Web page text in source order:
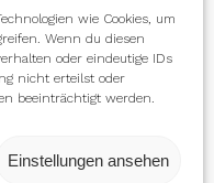
wie Cookies, um
Wenn du diesen
oder eindeutige IDs
nicht erteilst oder
beeinträchtigt werden.
Einstellungen ansehen